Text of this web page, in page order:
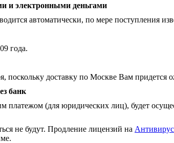
и электронными деньгами
автоматически, по мере поступления
года.
поскольку доставку по Москве Вам придется
банк
(для юридических лиц), будет
не будут. Продление лицензий на